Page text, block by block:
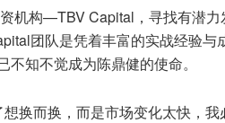
机构—TBV Capital，寻找有潜力
团队是凭着丰富的实战经验与
知不觉成为陈鼎健的使命。
换而换，而是市场变化太快，我